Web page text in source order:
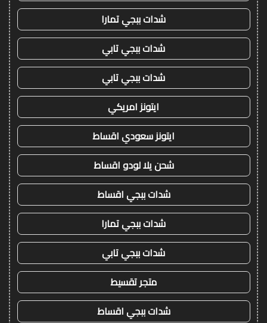
شدات ببجي تمارا
شدات ببجي تابي
شدات ببجي تابي
ايتونز امريكي
ايتونز سعودي اقساط
شحن يلا لودو اقساط
شدات ببجي اقساط
شدات ببجي تمارا
شدات ببجي تابي
متجر تقسيط
شدات ببجي اقساط